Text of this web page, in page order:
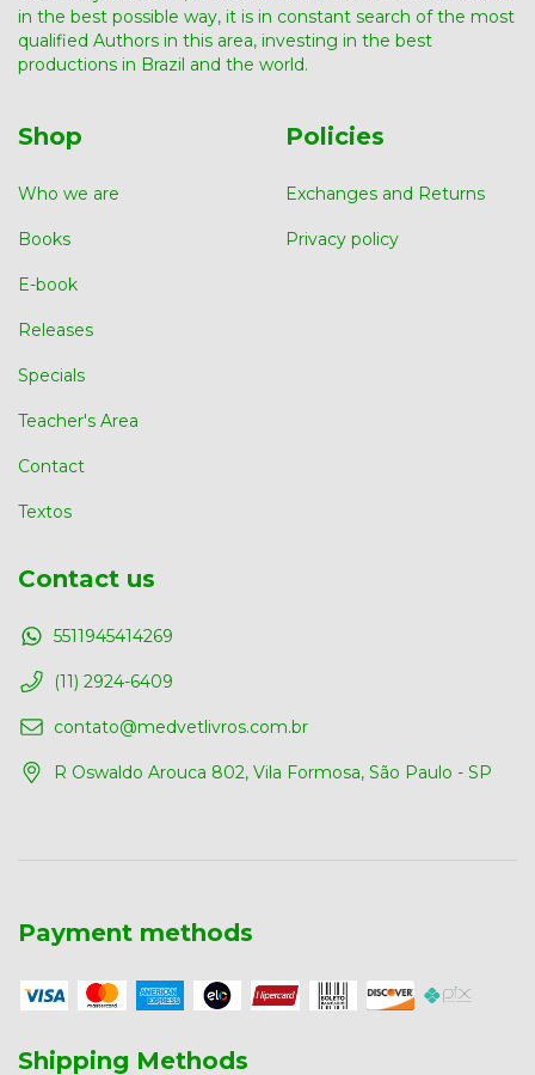
in the best possible way, it is in constant search of the most
qualified Authors in this area, investing in the best
productions in Brazil and the world.
Shop
Who we are
Books
E-book
Releases
Specials
Teacher's Area
Contact
Textos
Policies
Exchanges and Returns
Privacy policy
Contact us
5511945414269
(11) 2924-6409
contato@medvetlivros.com.br
R Oswaldo Arouca 802, Vila Formosa, São Paulo - SP
Payment methods
Shipping Methods